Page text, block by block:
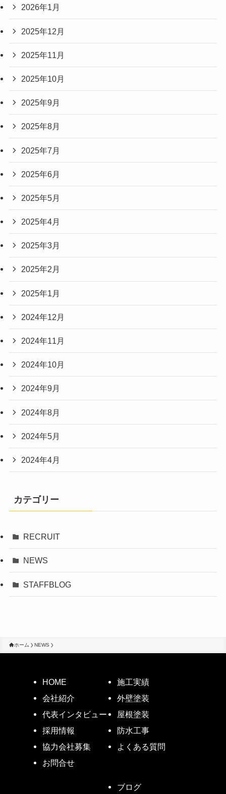
2026年1月
2025年12月
2025年11月
2025年10月
2025年9月
2025年8月
2025年7月
2025年6月
2025年5月
2025年4月
2025年3月
2025年2月
2025年1月
2024年12月
2024年11月
2024年10月
2024年9月
2024年8月
2024年5月
2024年4月
カテゴリー
RECRUIT
NEWS
STAFFBLOG
ホーム NEWS
HOME
会社紹介
代表インタビュー
採用情報
協力会社募集
お問合せ
施工実績
外壁塗装
屋根塗装
防水工事
よくある質問
ブログ